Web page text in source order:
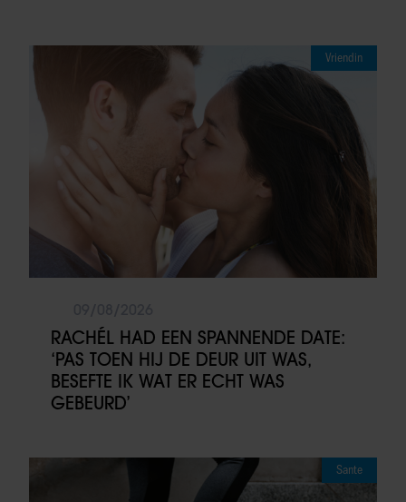
Vriendin
RACHÉL HAD EEN SPANNENDE DATE:
‘PAS TOEN HIJ DE DEUR UIT WAS,
BESEFTE IK WAT ER ECHT WAS
GEBEURD’
Sante